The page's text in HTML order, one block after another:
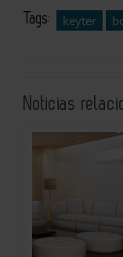
Tags: keyter
Noticias